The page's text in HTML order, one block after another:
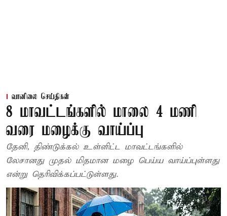
வானிலை செய்திகள்
8 மாவட்டங்களில் மாலை 4 மணி
வரை மழைக்கு வாய்ப்பு
தேனி, திண்டுக்கல் உள்ளிட்ட மாவட்டங்களில்
லேசானது முதல் மிதமான மழை பெய்ய வாய்ப்புள்ளது
என்று தெரிவிக்கப்பட்டுள்ளது.